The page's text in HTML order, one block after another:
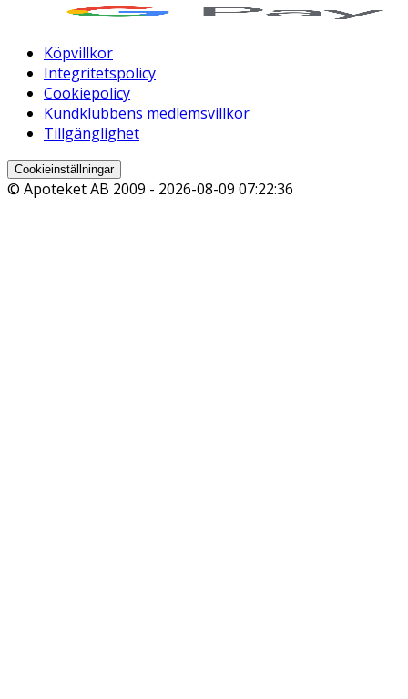
Köpvillkor
Integritetspolicy
Cookiepolicy
Kundklubbens medlemsvillkor
Tillgänglighet
Cookieinställningar
© Apoteket AB 2009 - 2026-08-09 07:22:36